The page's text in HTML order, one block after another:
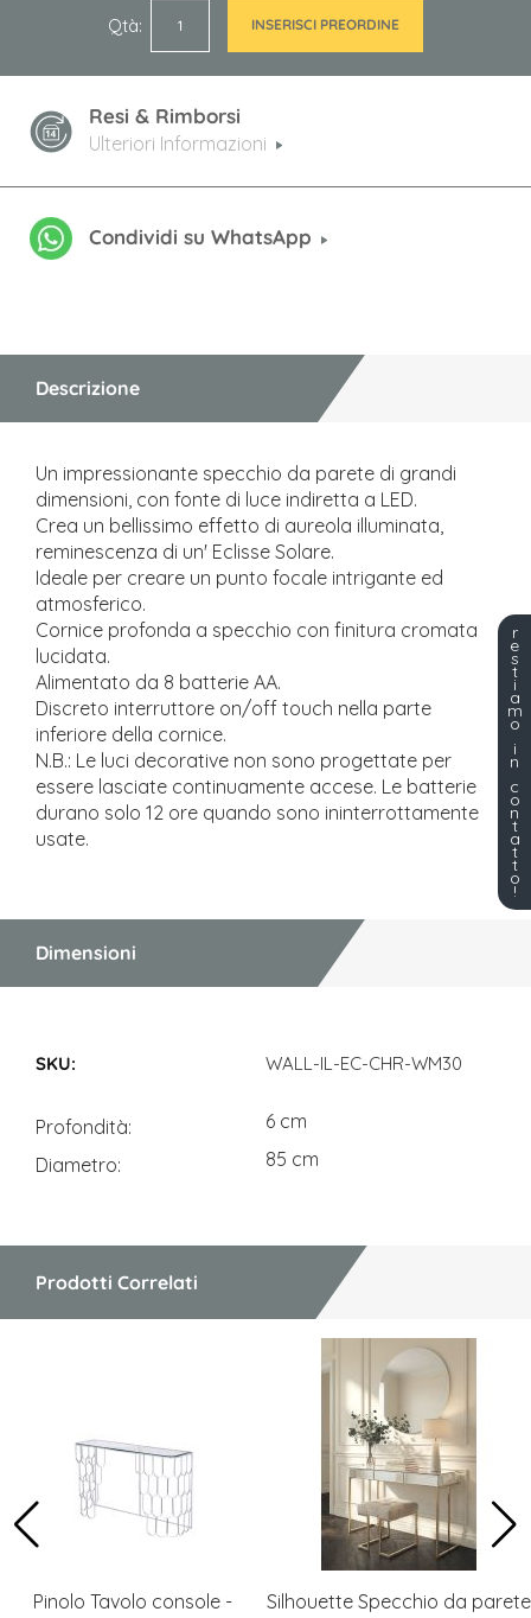
Qtà INSERISCI PREORDINE
Resi & Rimborsi
Ulteriori Informazioni
Condividi su WhatsApp
Descrizione
Un impressionante specchio da parete di grandi
dimensioni, con fonte di luce indiretta a LED.
Crea un bellissimo effetto di aureola illuminata,
reminescenza di un' Eclisse Solare.
Ideale per creare un punto focale intrigante ed
atmosferico.
Cornice profonda a specchio con finitura cromata
lucidata.
Alimentato da 8 batterie AA.
Discreto interruttore on/off touch nella parte
inferiore della cornice.
N.B.: Le luci decorative non sono progettate per
essere lasciate continuamente accese. Le batterie
durano solo 12 ore quando sono ininterrottamente
usate.
Dimensioni
WALL-IL-EC-CHR-WM30
Profondità
6 cm
Diametro
85 cm
Prodotti Correlati
Pinolo Tavolo console -
Silhouette Specchio da parete
r
e
s
t
i
a
m
o
i
n
c
o
n
t
a
t
t
o
!